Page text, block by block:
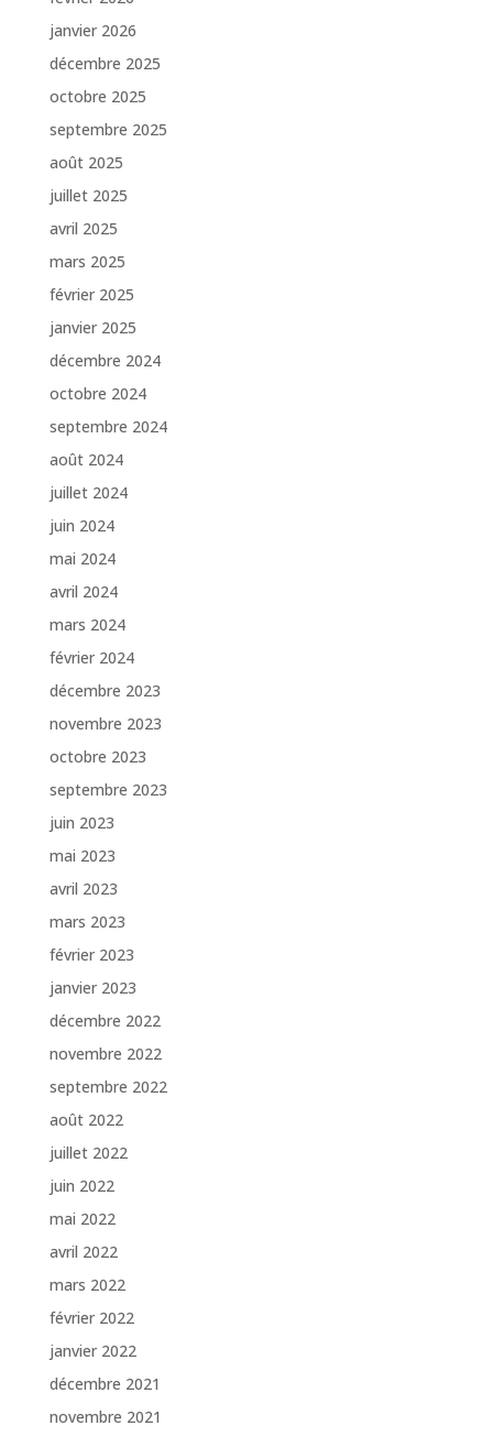
janvier 2026
décembre 2025
octobre 2025
septembre 2025
août 2025
juillet 2025
avril 2025
mars 2025
février 2025
janvier 2025
décembre 2024
octobre 2024
septembre 2024
août 2024
juillet 2024
juin 2024
mai 2024
avril 2024
mars 2024
février 2024
décembre 2023
novembre 2023
octobre 2023
septembre 2023
juin 2023
mai 2023
avril 2023
mars 2023
février 2023
janvier 2023
décembre 2022
novembre 2022
septembre 2022
août 2022
juillet 2022
juin 2022
mai 2022
avril 2022
mars 2022
février 2022
janvier 2022
décembre 2021
novembre 2021